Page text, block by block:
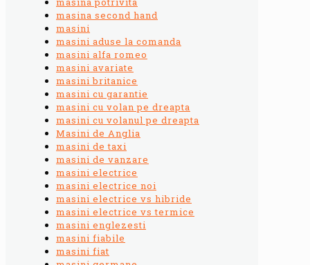
masina second hand
masini
masini aduse la comanda
masini alfa romeo
masini avariate
masini britanice
masini cu garantie
masini cu volan pe dreapta
masini cu volanul pe dreapta
Masini de Anglia
masini de taxi
masini de vanzare
masini electrice
masini electrice noi
masini electrice vs hibride
masini electrice vs termice
masini englezesti
masini fiabile
masini fiat